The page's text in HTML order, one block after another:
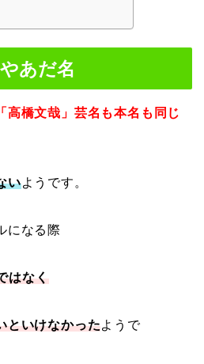
あだ名
高橋文哉」芸名も本名も同じ
いようです。
になる際
はなく
といけなかったようで